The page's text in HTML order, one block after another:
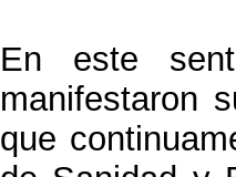
En este
manifestaron
que